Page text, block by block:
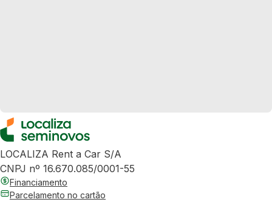
LOCALIZA Rent a Car S/A
CNPJ nº 16.670.085/0001-55
Financiamento
Parcelamento no cartão